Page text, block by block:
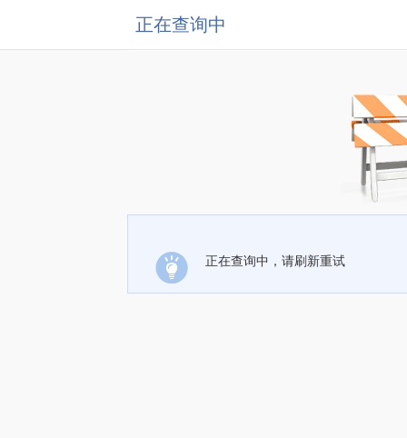
正在查询中
正在查询中，请刷新重试